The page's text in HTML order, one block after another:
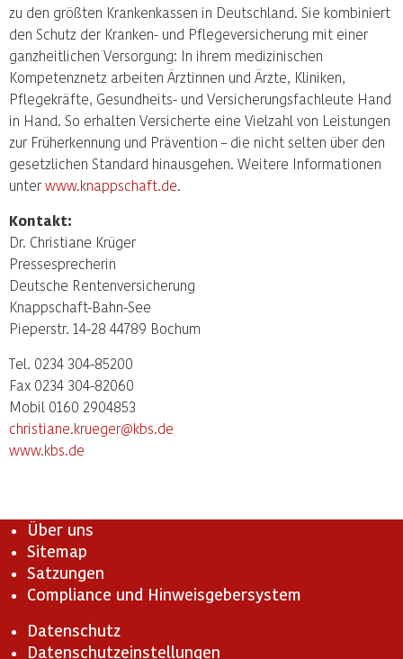
zu den größten Krankenkassen in Deutschland. Sie kombiniert
den Schutz der Kranken- und Pflegeversicherung mit einer
ganzheitlichen Versorgung: In ihrem medizinischen
Kompetenznetz arbeiten Ärztinnen und Ärzte, Kliniken,
Pflegekräfte, Gesundheits- und Versicherungsfachleute Hand
in Hand. So erhalten Versicherte eine Vielzahl von Leistungen
zur Früherkennung und Prävention – die nicht selten über den
gesetzlichen Standard hinausgehen. Weitere Informationen
unter www.knappschaft.de.
Kontakt:
Dr. Christiane Krüger
Pressesprecherin
Deutsche Rentenversicherung
Knappschaft-Bahn-See
Pieperstr. 14-28 44789 Bochum
Tel. 0234 304-85200
Fax 0234 304-82060
Mobil 0160 2904853
christiane.krueger@kbs.de
www.kbs.de
Über uns
Sitemap
Satzungen
Compliance und Hinweisgebersystem
Datenschutz
Datenschutzeinstellungen